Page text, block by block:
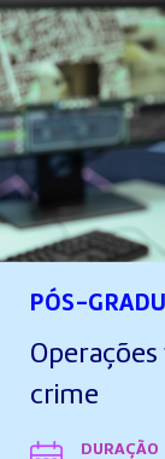
PÓS-
crime
DURAÇÃO